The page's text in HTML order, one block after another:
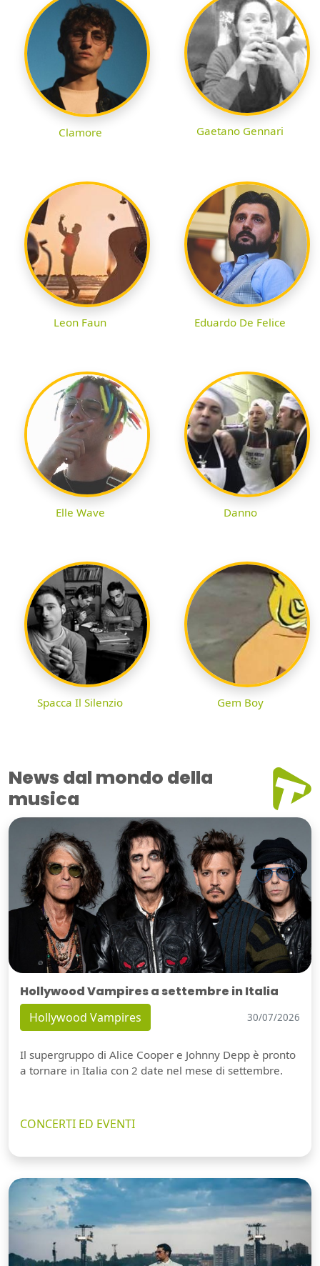
Clamore Gaetano Gennari
Leon Faun Eduardo De Felice
Elle Wave Danno
Spacca Il Silenzio Gem Boy
News dal mondo della
musica
Hollywood Vampires a settembre in Italia
Hollywood Vampires 30/07/2026
Il supergruppo di Alice Cooper e Johnny Depp è pronto
a tornare in Italia con 2 date nel mese di settembre.
CONCERTI ED EVENTI